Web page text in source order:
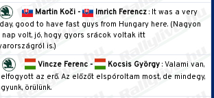
Martin Koči - Imrich Ferencz: It was a very
good to have fast guys from Hungary here. (Nagyon
nap volt, jó, hogy gyors srácok voltak itt
is.)
Vincze Ferenc - Kocsis György: Valami van,
az erő. Az előzőt elspóroltam most, de mindegy,
örülünk.